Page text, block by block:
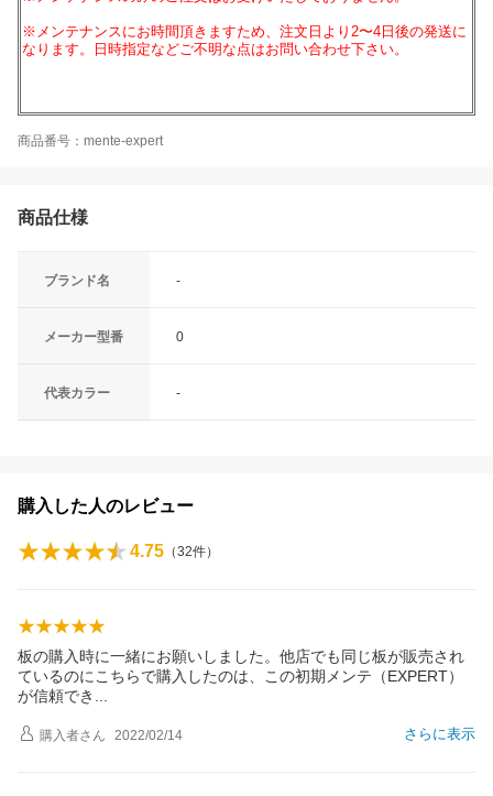
※メンテナンスにお時間頂きますため、注文日より2〜4日後の発送に
なります。日時指定などご不明な点はお問い合わせ下さい。
商品番号：mente-expert
商品仕様
ブランド名 -
メーカー型番 0
代表カラー -
購入した人のレビュー
4.75 （32件）
板の購入時に一緒にお願いしました。他店でも同じ板が販売され
ているのにこちらで購入したのは、この初期メンテ（EXPERT）
が信頼でき
さらに表示
購入者さん 2022/02/14